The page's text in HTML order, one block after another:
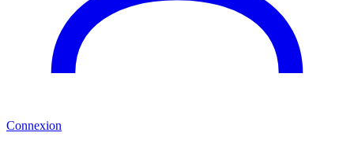
Connexion